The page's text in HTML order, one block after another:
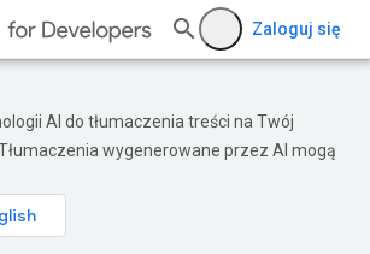
Zaloguj się
AI do tłumaczenia treści na Twój
wygenerowane przez AI mogą